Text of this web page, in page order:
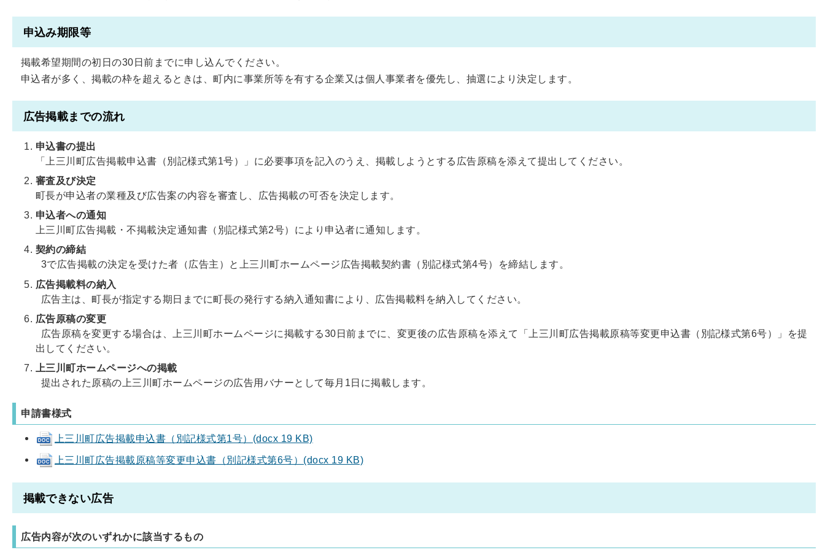
申込み期限等
掲載希望期間の初日の30日前までに申し込んでください。
申込者が多く、掲載の枠を超えるときは、町内に事業所等を有する企業又は個人事業者を優先し、抽選により決定します。
広告掲載までの流れ
申込書の提出
「上三川町広告掲載申込書（別記様式第1号）」に必要事項を記入のうえ、掲載しようとする広告原稿を添えて提出してください。
審査及び決定
町長が申込者の業種及び広告案の内容を審査し、広告掲載の可否を決定します。
申込者への通知
上三川町広告掲載・不掲載決定通知書（別記様式第2号）により申込者に通知します。
契約の締結
3で広告掲載の決定を受けた者（広告主）と上三川町ホームページ広告掲載契約書（別記様式第4号）を締結します。
広告掲載料の納入
広告主は、町長が指定する期日までに町長の発行する納入通知書により、広告掲載料を納入してください。
広告原稿の変更
広告原稿を変更する場合は、上三川町ホームページに掲載する30日前までに、変更後の広告原稿を添えて「上三川町広告掲載原稿等変更申込書（別記様式第6号）」を提
出してください。
上三川町ホームページへの掲載
提出された原稿の上三川町ホームページの広告用バナーとして毎月1日に掲載します。
申請書様式
上三川町広告掲載申込書（別記様式第1号）(docx 19 KB)
上三川町広告掲載原稿等変更申込書（別記様式第6号）(docx 19 KB)
掲載できない広告
広告内容が次のいずれかに該当するもの